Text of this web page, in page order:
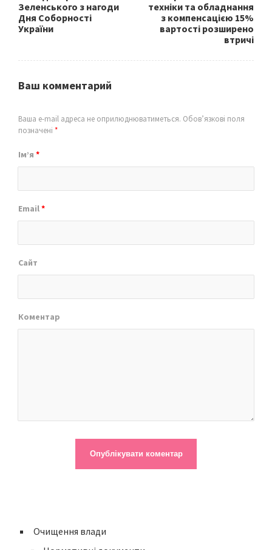
Зеленського з нагоди
Дня Соборності
України
техніки та обладнання
з компенсацією 15%
вартості розширено
втричі
Ваш комментарий
Ваша e-mail адреса не оприлюднюватиметься. Обов’язкові поля
позначені *
Ім’я *
Email*
Сайт
Коментар
Очищення влади